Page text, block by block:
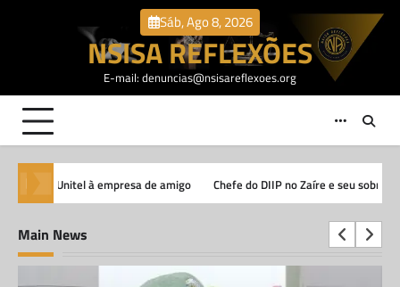
Sáb, Ago 8, 2026
NSISA REFLEXÕES
E-mail: denuncias@nsisareflexoes.org
de amigo Chefe do DIIP no Zaíre e seu sobrinho envolvidos no
Main News